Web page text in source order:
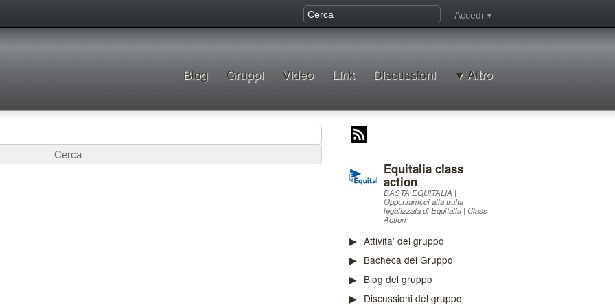
Accedi
Blog Gruppi Video Link Discussioni Altro
Equitalia class
action
BASTA EQUITALIA |
Opponiamoci alla truffa
legalizzata di Equitalia | Class
Action
Attivita' del gruppo
Bacheca del Gruppo
Blog del gruppo
Discussioni del gruppo